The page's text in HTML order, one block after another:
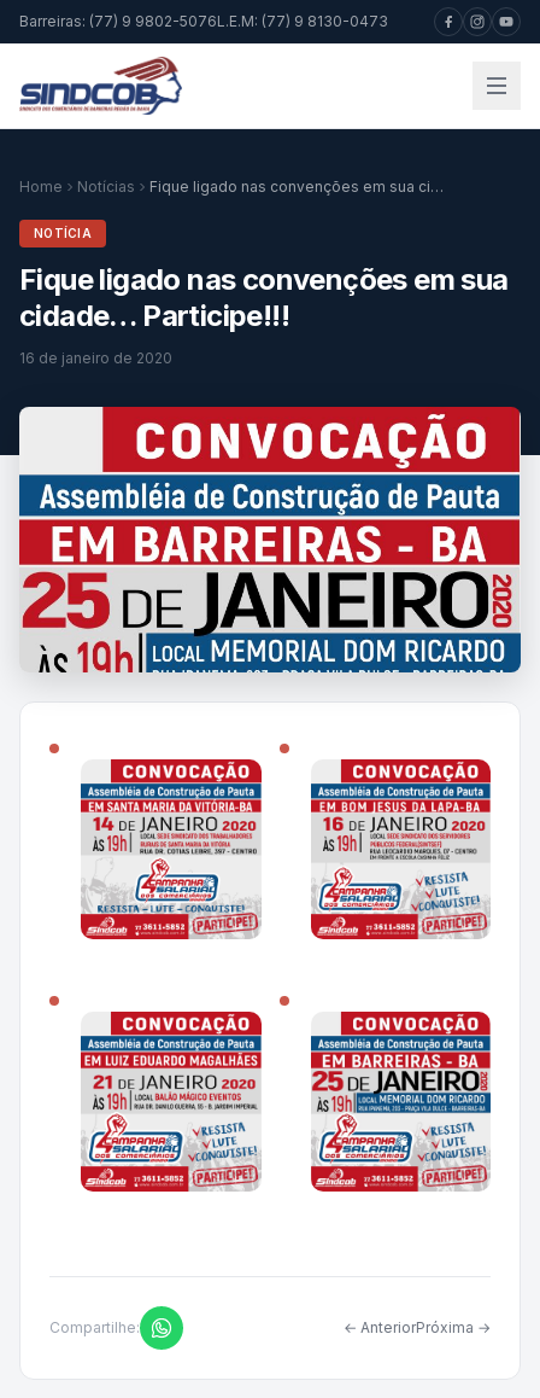
Barreiras: (77) 9 9802-5076L.E.M: (77) 9 8130-0473
Home Notícias Fique ligado nas convenções em sua cidade… Participe!!!
NOTÍCIA
Fique ligado nas convenções em sua
cidade… Participe!!!
16 de janeiro de 2020
Compartilhe: ← AnteriorPróxima →